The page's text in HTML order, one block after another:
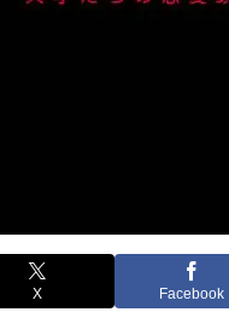
X Facebook